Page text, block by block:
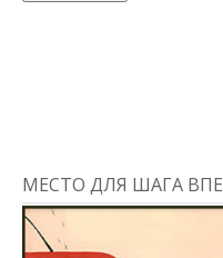
МЕСТО ДЛЯ ШАГА